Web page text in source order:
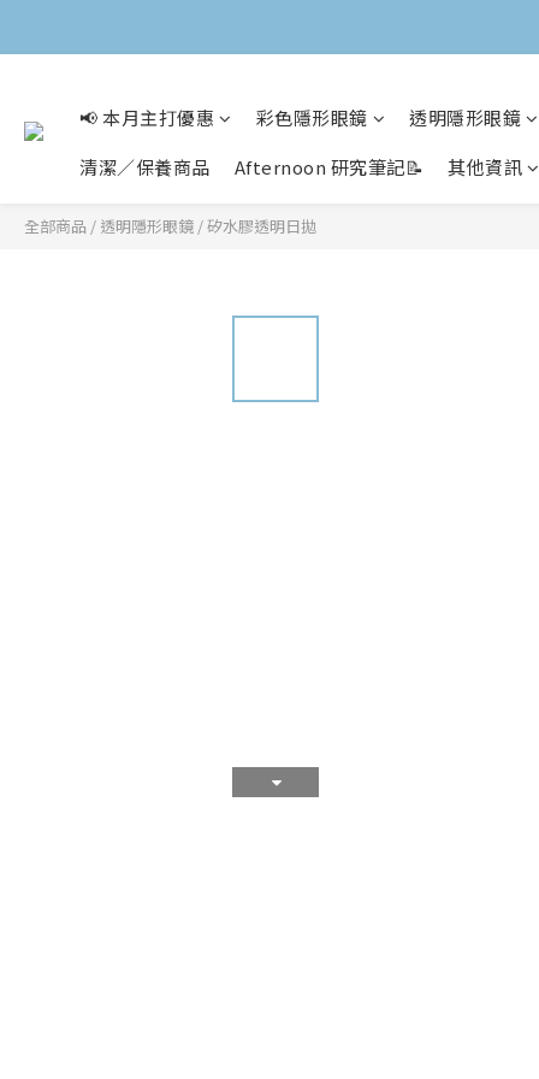
📢 本月主打優惠 彩色隱形眼鏡
透明隱形眼鏡
清潔／保養商品
Afternoon 研究筆記📝 其他資訊
全部商品 / 透明隱形眼鏡 /矽水膠透明日拋